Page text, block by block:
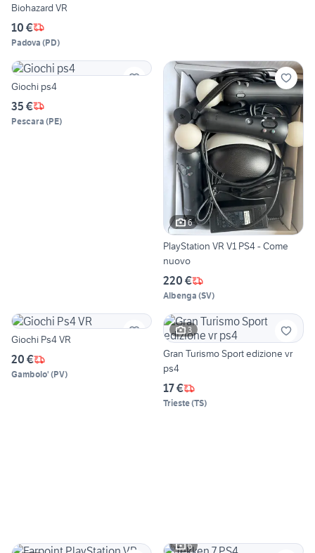
Biohazard VR
10 €
Padova (PD)
Giochi ps4
35 €
Pescara (PE)
6
PlayStation VR V1 PS4 - Come
nuovo
220 €
Albenga (SV)
Giochi Ps4 VR
20 €
Gambolo' (PV)
3
Gran Turismo Sport edizione vr
ps4
17 €
Trieste(TS)
6